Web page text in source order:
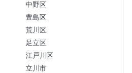
中野区
豊島区
荒川区
足立区
江戸川区
立川市